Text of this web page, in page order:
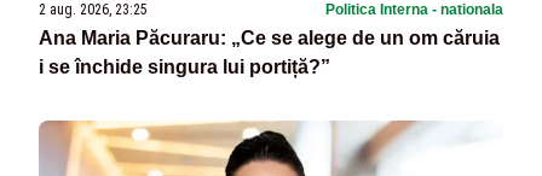
2 aug. 2026, 23:25 Politica Interna - nationala
Ana Maria Păcuraru: „Ce se alege de un om căruia
i se închide singura lui portiță?”